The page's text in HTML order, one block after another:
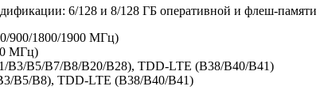
6/128 и 8/128 ГБ оперативной и флеш-памяти
900/1800/1900 МГц)
МГц)
B3/B5/B7/B8/B20/B28), TDD-LTE (B38/B40/B41)
B5/B8), TDD-LTE (B38/B40/B41)